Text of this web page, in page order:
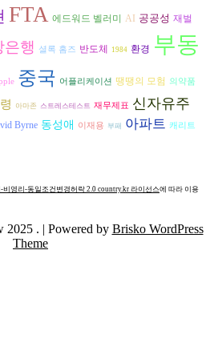
FTA 에드워드 벨러미 AI 공공성 재벌
은행 셜록 홈즈 반도체 1984 환경 부동
중국 어플리케이션 땡땡의 모험 의약품
아마존 스트레스테스트 재무제표 신자유주
Byrne 동성애 이재용 부패 아파트 캐리트
영리-동일조건변경허락 2.0 country.kr 라이선스에 따라 이용
2025 . | Powered by Brisko WordPress
Theme